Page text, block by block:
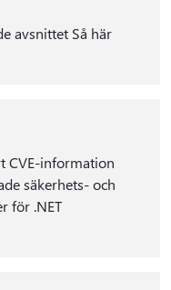
avsnittet Så här
CVE-information
säkerhets- och
för .NET